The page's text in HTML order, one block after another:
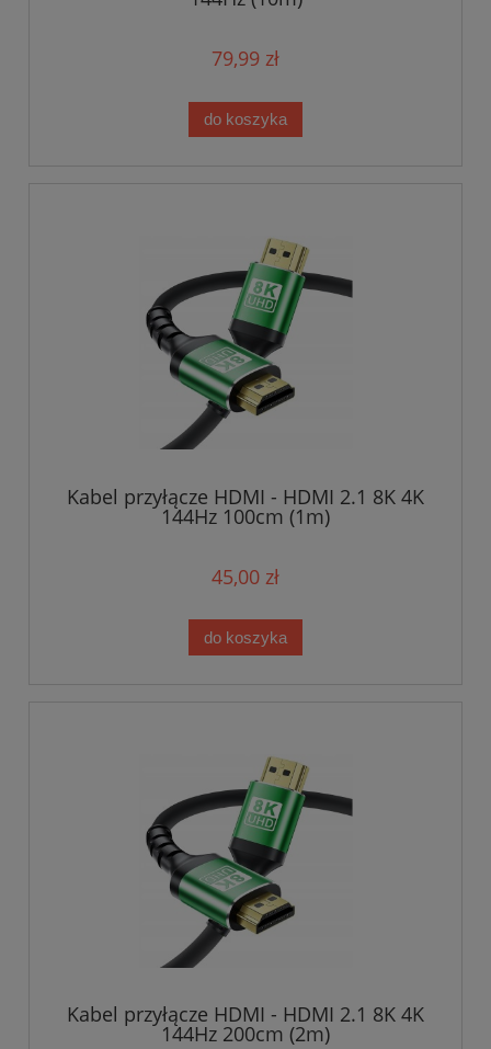
79,99 zł
do koszyka
Kabel przyłącze HDMI - HDMI 2.1 8K 4K
144Hz 100cm (1m)
45,00 zł
do koszyka
Kabel przyłącze HDMI - HDMI 2.1 8K 4K
144Hz 200cm (2m)